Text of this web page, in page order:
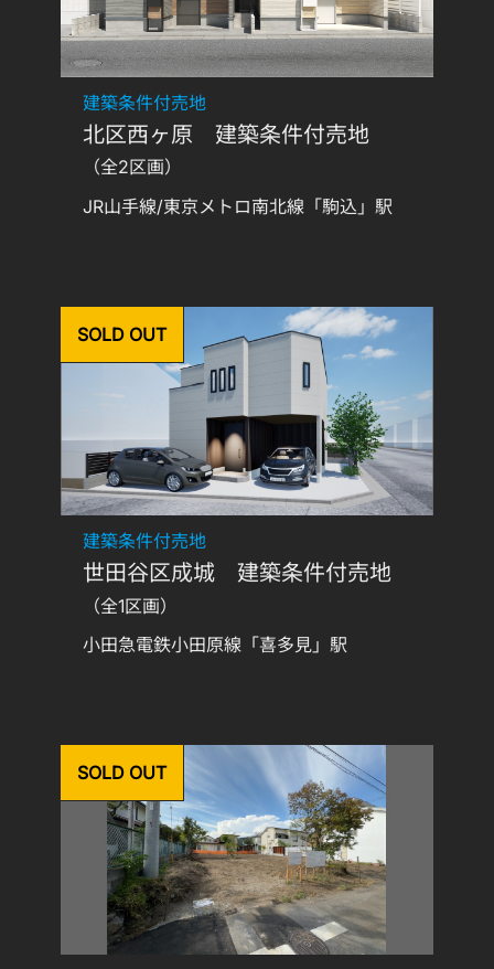
建築条件付売地
北区西ヶ原 建築条件付売地
（全2区画）
JR山手線/東京メトロ南北線「駒込」駅
SOLD OUT
建築条件付売地
世田谷区成城 建築条件付売地
（全1区画）
小田急電鉄小田原線「喜多見」駅
SOLD OUT